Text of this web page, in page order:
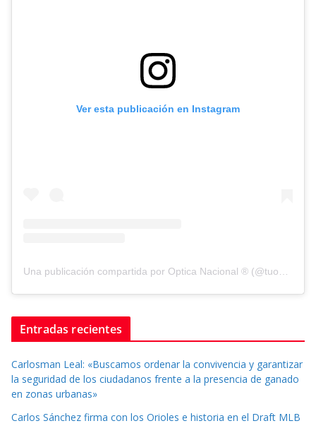
Ver esta publicación en Instagram
Una publicación compartida por Optica Nacional ® (@tuopticanacional)
Entradas recientes
Carlosman Leal: «Buscamos ordenar la convivencia y garantizar
la seguridad de los ciudadanos frente a la presencia de ganado
en zonas urbanas»
Carlos Sánchez firma con los Orioles e historia en el Draft MLB